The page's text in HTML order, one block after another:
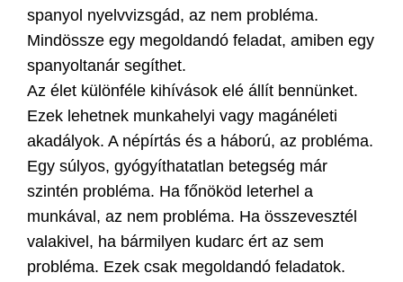
spanyol nyelvvizsgád, az nem probléma.
Mindössze egy megoldandó feladat, amiben egy
spanyoltanár segíthet.
Az élet különféle kihívások elé állít bennünket.
Ezek lehetnek munkahelyi vagy magánéleti
akadályok. A népírtás és a háború, az probléma.
Egy súlyos, gyógyíthatatlan betegség már
szintén probléma. Ha főnököd leterhel a
munkával, az nem probléma. Ha összevesztél
valakivel, ha bármilyen kudarc ért az sem
probléma. Ezek csak megoldandó feladatok.